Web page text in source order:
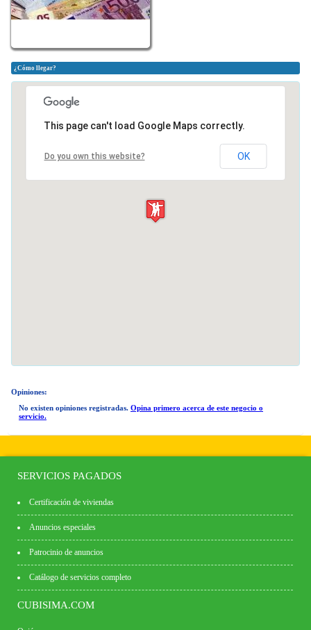
¿Cómo llegar?
This page can't load Google Maps correctly.
Do you own this website? OK
Opiniones:
No existen opiniones registradas. Opina primero acerca de este negocio o
servicio.
SERVICIOS PAGADOS
Certificación de viviendas
Anuncios especiales
Patrocinio de anuncios
Catálogo de servicios completo
CUBISIMA.COM